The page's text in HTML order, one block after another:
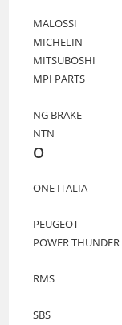
MALOSSI
MICHELIN
MITSUBOSHI
MPI PARTS
NG BRAKE
NTN
O
ONE ITALIA
PEUGEOT
POWER THUNDER
RMS
SBS